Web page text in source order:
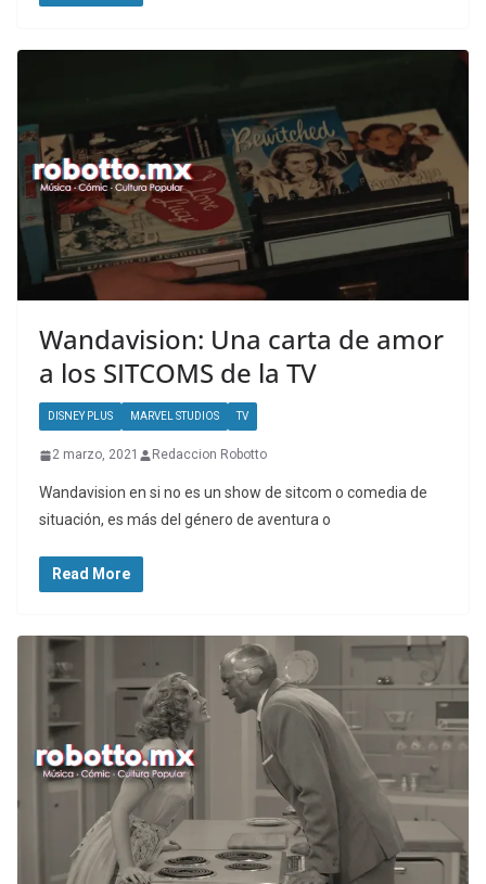
Wandavision: Una carta de amor
a los SITCOMS de la TV
DISNEY PLUS MARVEL STUDIOS TV
2 marzo, 2021 Redaccion Robotto
Wandavision en si no es un show de sitcom o comedia de
situación, es más del género de aventura o
Read More